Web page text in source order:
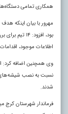
همکاری تمامی
مهرور با بیان اینکه
بود، افزود:
اطلاعات موجود، اقدامات
وی همچنین اضافه کرد:
نسبت به نصب شیشه‌های
شدند.
فرماندار شهرستان کرج